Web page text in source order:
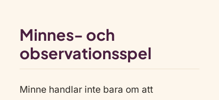
Minnes- och
observationsspel
Minne handlar inte bara om att